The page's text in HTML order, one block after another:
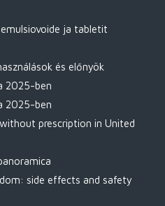
ja tabletit
és előnyök
2025-ben
2025-ben
prescription in United
side effects and safety